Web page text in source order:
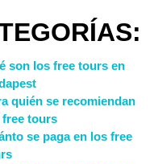
son los free tours en
quién se recomiendan
free tours
se paga en los free